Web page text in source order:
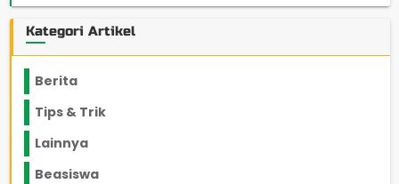
Kategori Artikel
Berita
Tips & Trik
Lainnya
Beasiswa